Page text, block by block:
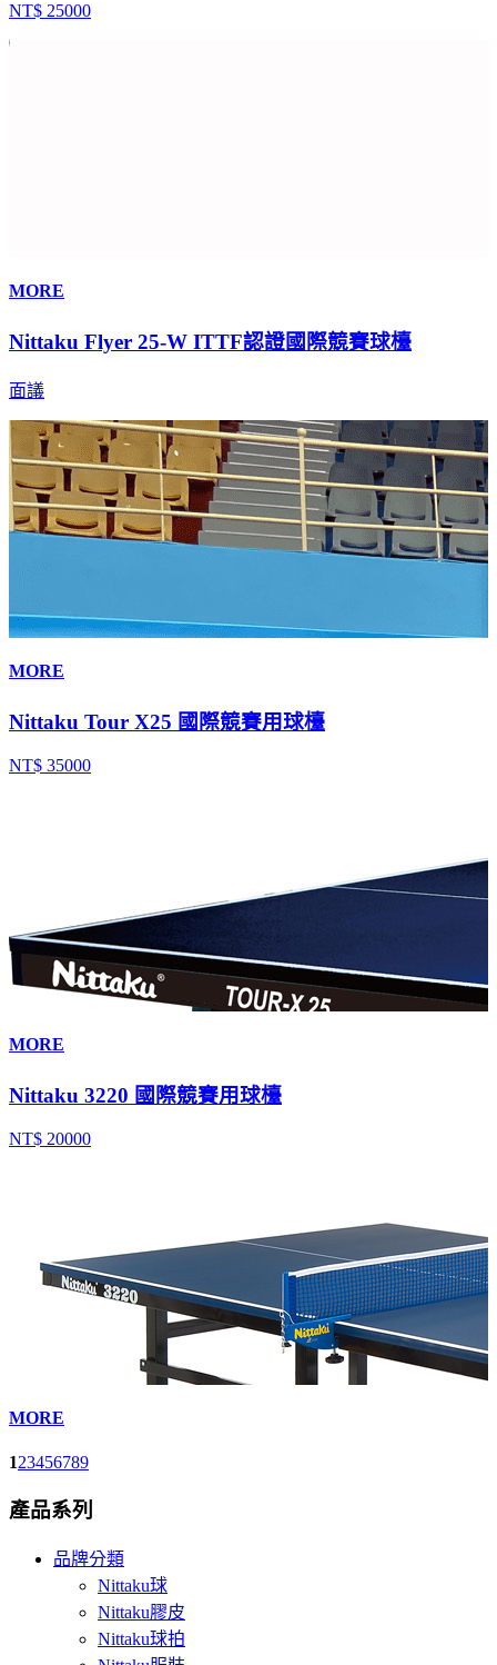
NT$ 25000
MORE
Nittaku Flyer 25-W ITTF認證國際競賽球檯
面議
MORE
Nittaku Tour X25 國際競賽用球檯
NT$ 35000
MORE
Nittaku 3220 國際競賽用球檯
NT$ 20000
MORE
123456789
產品系列
品牌分類
Nittaku球
Nittaku膠皮
Nittaku球拍